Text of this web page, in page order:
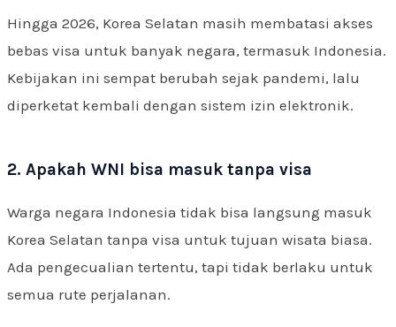
Hingga 2026, Korea Selatan masih membatasi akses
bebas visa untuk banyak negara, termasuk Indonesia.
Kebijakan ini sempat berubah sejak pandemi, lalu
diperketat kembali dengan sistem izin elektronik.
2. Apakah WNI bisa masuk tanpa visa
Warga negara Indonesia tidak bisa langsung masuk
Korea Selatan tanpa visa untuk tujuan wisata biasa.
Ada pengecualian tertentu, tapi tidak berlaku untuk
semua rute perjalanan.